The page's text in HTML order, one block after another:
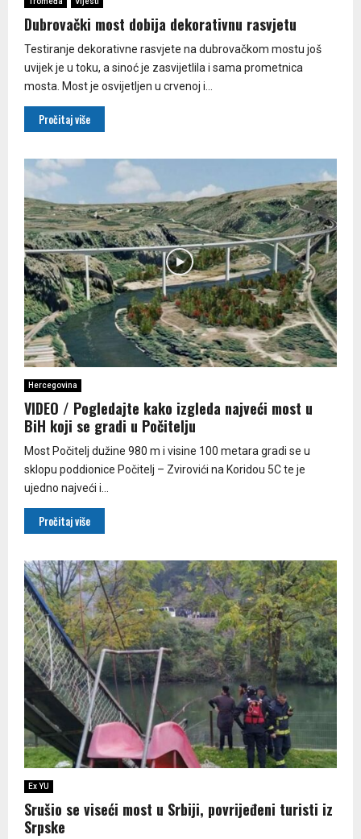
Dubrovački most dobija dekorativnu rasvjetu
Testiranje dekorativne rasvjete na dubrovačkom mostu još
uvijek je u toku, a sinoć je zasvijetlila i sama prometnica
mosta. Most je osvijetljen u crvenoj i...
Pročitaj više
Hercegovina
VIDEO / Pogledajte kako izgleda najveći most u
BiH koji se gradi u Počitelju
Most Počitelj dužine 980 m i visine 100 metara gradi se u
sklopu poddionice Počitelj – Zvirovići na Koridou 5C te je
ujedno najveći i...
Pročitaj više
Ex YU
Srušio se viseći most u Srbiji, povrijeđeni turisti iz
Srpske